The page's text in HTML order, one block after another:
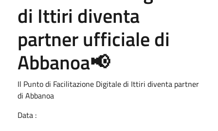
di Ittiri diventa
partner ufficiale di
Abbanoa📢
Il Punto di Facilitazione Digitale di Ittiri diventa partner
di Abbanoa
Data :